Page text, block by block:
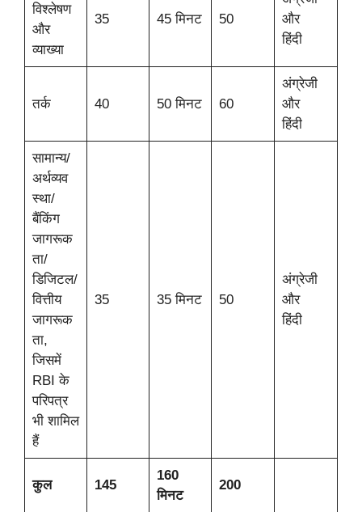
विश्लेषण
और
व्याख्या
35 45 मिनट 50
और
हिंदी
तर्क 40 50 मिनट 60
अंग्रेजी
और
हिंदी
सामान्य/
अर्थव्यव
स्था/
बैंकिंग
जागरूक
ता/
डिजिटल/
वित्तीय
जागरूक
ता,
जिसमें
RBI के
परिपत्र
भी शामिल
हैं
35 35 मिनट 50
अंग्रेजी
और
हिंदी
कुल 145
160
मिनट
200